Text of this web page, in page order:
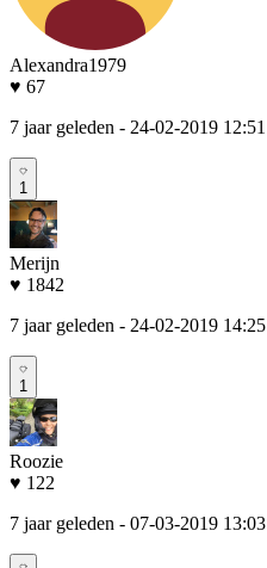
Alexandra1979
♥ 67
7 jaar geleden - 24-02-2019 12:51
1
Merijn
♥ 1842
7 jaar geleden - 24-02-2019 14:25
1
Roozie
♥ 122
7 jaar geleden - 07-03-2019 13:03